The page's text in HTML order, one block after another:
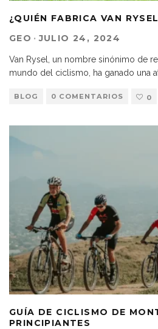
¿QUIÉN FABRICA VAN
GEO · JULIO 24, 2024
Van Rysel, un nombre sinónimo de
mundo del ciclismo, ha ganado una
BLOG 0 COMENTARIOS 0
GUÍA DE CICLISMO DE
PRINCIPIANTES